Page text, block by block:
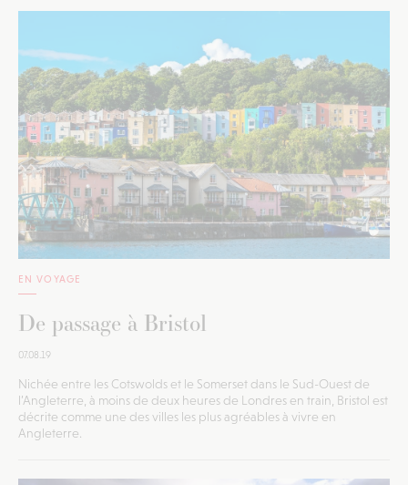
EN VOYAGE
De passage à Bristol
07.08.19
Nichée entre les Cotswolds et le Somerset dans le Sud-Ouest de
l’Angleterre, à moins de deux heures de Londres en train, Bristol est
décrite comme une des villes les plus agréables à vivre en
Angleterre.